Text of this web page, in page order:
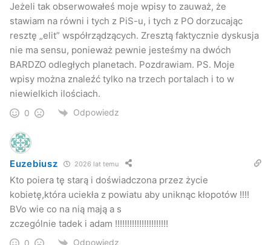
Jeżeli tak obserwowałeś moje wpisy to zauważ, że
stawiam na równi i tych z PiS-u, i tych z PO dorzucając
resztę „elit” współrządzących. Zresztą faktycznie dyskusja
nie ma sensu, ponieważ pewnie jesteśmy na dwóch
BARDZO odległych planetach. Pozdrawiam. PS. Moje
wpisy można znaleźć tylko na trzech portalach i to w
niewielkich ilościach.
0 Odpowiedz
Euzebiusz 2026 lat temu
Kto poiera tę starą i doświadczona przez życie
kobietę,która uciekła z powiatu aby uniknąc kłopotów !!!!
BVo wie co na nią mają a s
zczególnie tadek i adam !!!!!!!!!!!!!!!!!!!!!!
Odpowiedz